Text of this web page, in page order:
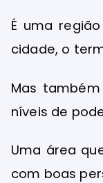
É uma
cidade, o
Mas
níveis de
Uma área
com boas